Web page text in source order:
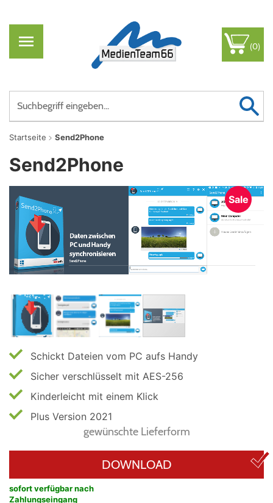
(0)
Startseite Send2Phone
Send2Phone
Schickt Dateien vom PC aufs Handy
Sicher verschlüsselt mit AES-256
Kinderleicht mit einem Klick
Plus Version 2021
gewünschte Lieferform
DOWNLOAD
sofort verfügbar nach
Zahlungseingang
Sale